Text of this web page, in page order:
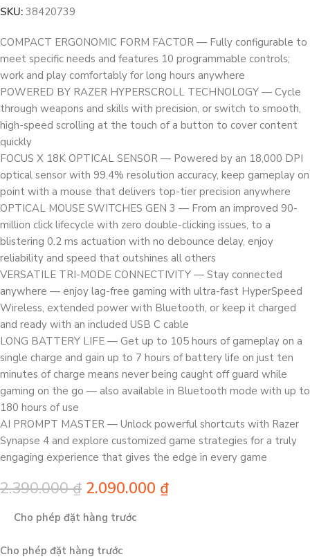
SKU: 38420739
COMPACT ERGONOMIC FORM FACTOR — Fully configurable to
meet specific needs and features 10 programmable controls;
work and play comfortably for long hours anywhere
POWERED BY RAZER HYPERSCROLL TECHNOLOGY — Cycle
through weapons and skills with precision, or switch to smooth,
high-speed scrolling at the touch of a button to cover content
quickly
FOCUS X 18K OPTICAL SENSOR — Powered by an 18,000 DPI
optical sensor with 99.4% resolution accuracy, keep gameplay on
point with a mouse that delivers top-tier precision anywhere
OPTICAL MOUSE SWITCHES GEN 3 — From an improved 90-
million click lifecycle with zero double-clicking issues, to a
blistering 0.2 ms actuation with no debounce delay, enjoy
reliability and speed that outshines all others
VERSATILE TRI-MODE CONNECTIVITY — Stay connected
anywhere — enjoy lag-free gaming with ultra-fast HyperSpeed
Wireless, extended power with Bluetooth, or keep it charged
and ready with an included USB C cable
LONG BATTERY LIFE — Get up to 105 hours of gameplay on a
single charge and gain up to 7 hours of battery life on just ten
minutes of charge means never being caught off guard while
gaming on the go — also available in Bluetooth mode with up to
180 hours of use
AI PROMPT MASTER — Unlock powerful shortcuts with Razer
Synapse 4 and explore customized game strategies for a truly
engaging experience that gives the edge in every game
2.390.000₫ 2.090.000 ₫
Cho phép đặt hàng trước
Cho phép đặt hàng trước